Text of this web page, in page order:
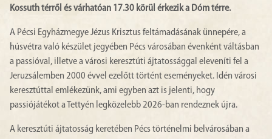
Kossuth térről és várhatóan 17.30 körül érkezik a Dóm térre.
A Pécsi Egyházmegye Jézus Krisztus feltámadásának ünnepére, a
húsvétra való készület jegyében Pécs városában évenként váltásban
a passióval, illetve a városi keresztúti ájtatossággal eleveníti fel a
Jeruzsálemben 2000 évvel ezelőtt történt eseményeket. Idén városi
keresztúttal emlékezünk, ami egyben azt is jelenti, hogy
passiójátékot a Tettyén legközelebb 2026-ban rendeznek újra.
A keresztúti ájtatosság keretében Pécs történelmi belvárosában a